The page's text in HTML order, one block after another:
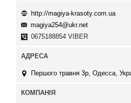
http://magiya-krasoty.com.ua
magiya254@ukr.net
0675188854 VIBER
Першого травня 3р, Одесса,